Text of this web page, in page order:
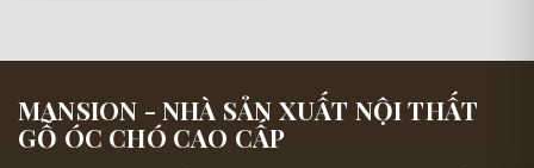
MANSION - NHÀ SẢN XUẤT NỘI THẤT
GỖ ÓC CHÓ CAO CẤP